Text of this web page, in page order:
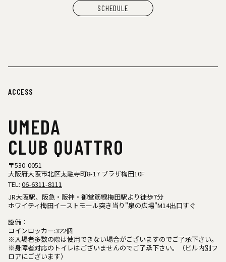
SCHEDULE
ACCESS
UMEDA
CLUB QUATTRO
〒530-0051
大阪府大阪市北区太融寺町8-17 プラザ梅田10F
TEL: 06-6311-8111
JR大阪駅、阪急・阪神・御堂筋線梅田駅より徒歩7分
ホワイティ梅田イーストモール突き当り"泉の広場"M14出口すぐ
設備：
コインロッカー:322個
※入場者多数の際は使用できない場合がございますのでご了承下さい。
※身障者対応のトイレはございませんのでご了承下さい。（ビル内別フ
ロアにございます）